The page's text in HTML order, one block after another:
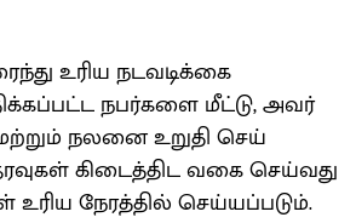
உரிய நடவடிக்கை
நபர்​களை மீட்​டு, அவர்​
மற்​றும் நலனை உறுதி செய்​
கிடைத்​திட வகை செய்​வது
நேரத்​தில் செய்​யப்படும்.